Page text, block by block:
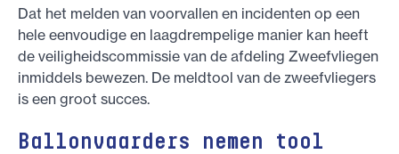
Dat het melden van voorvallen en incidenten op een
hele eenvoudige en laagdrempelige manier kan heeft
de veiligheidscommissie van de afdeling Zweefvliegen
inmiddels bewezen. De meldtool van de zweefvliegers
is een groot succes.
Ballonvaarders nemen tool